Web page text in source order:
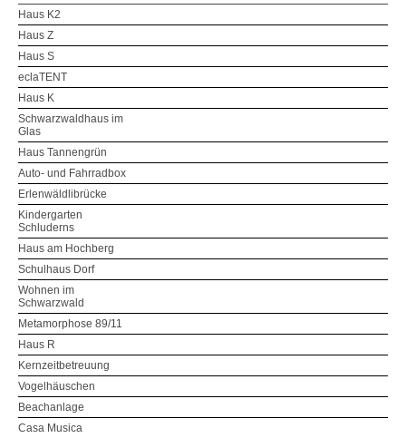
Haus K2
Haus Z
Haus S
eclaTENT
Haus K
Schwarzwaldhaus im
Glas
Haus Tannengrün
Auto- und Fahrradbox
Erlenwäldlibrücke
Kindergarten
Schluderns
Haus am Hochberg
Schulhaus Dorf
Wohnen im
Schwarzwald
Metamorphose 89/11
Haus R
Kernzeitbetreuung
Vogelhäuschen
Beachanlage
Casa Musica